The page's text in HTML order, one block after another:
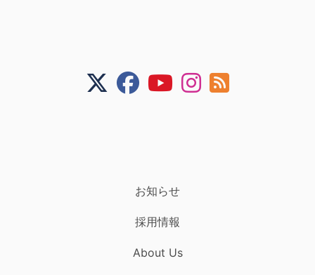
お知らせ
採用情報
About Us